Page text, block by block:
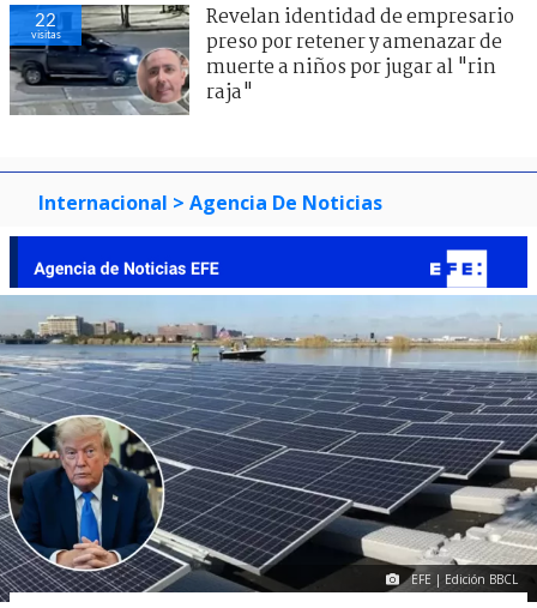
22
visitas
Revelan identidad de empresario
preso por retener y amenazar de
muerte a niños por jugar al "rin
raja"
Internacional > Agencia De Noticias
EFE | Edición BBCL